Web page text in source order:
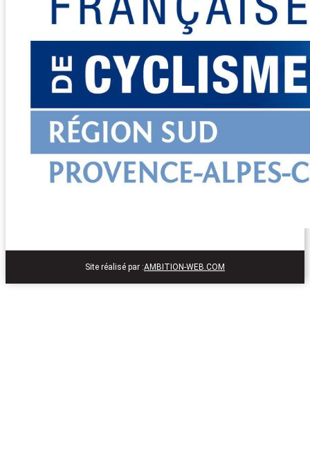
Site réalisé par :AMBITION-WEB.COM